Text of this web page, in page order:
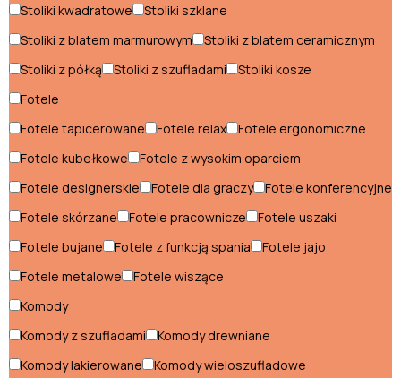
Stoły
Szafki nocne
Szezlongi
Toaletki i konsole
Wieszaki
Witryny
Pomieszczenia
Jadalnia
Stoliki kwadratowe
Stoliki szklane
Stoliki z blatem marmurowym
Stoliki z blatem ceramicznym
Stoliki z półką
Stoliki z szufladami
Stoliki kosze
Fotele
Fotele tapicerowane
Fotele relax
Fotele ergonomiczne
Fotele kubełkowe
Fotele z wysokim oparciem
Fotele designerskie
Fotele dla graczy
Fotele konferencyjne
Fotele skórzane
Fotele pracownicze
Fotele uszaki
Fotele bujane
Fotele z funkcją spania
Fotele jajo
Fotele metalowe
Fotele wiszące
Komody
Komody z szufladami
Komody drewniane
Komody lakierowane
Komody wieloszufladowe